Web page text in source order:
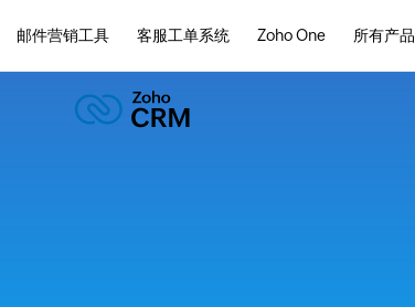
邮件营销工具 客服工单系统 Zoho One 所有产品